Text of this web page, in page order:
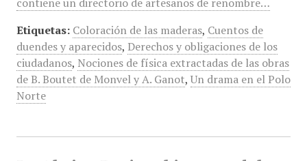
Etiquetas: Coloración de las maderas, Cuentos de
duendes y aparecidos, Derechos y obligaciones de los
ciudadanos, Nociones de física extractadas de las obras
de B. Boutet de Monvel y A. Ganot, Un drama en el Polo
Norte